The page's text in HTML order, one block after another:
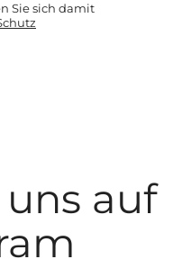
Sie sich damit
auf